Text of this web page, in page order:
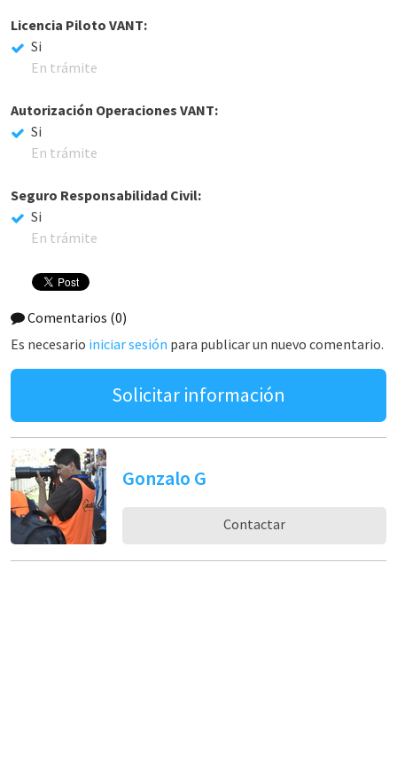
Licencia Piloto VANT:
Si
En trámite
Autorización Operaciones VANT:
Si
En trámite
Seguro Responsabilidad Civil:
Si
En trámite
Comentarios (0)
Es necesario iniciar sesión para publicar un nuevo comentario.
Solicitar información
Gonzalo G
Contactar